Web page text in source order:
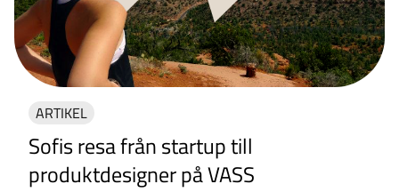
ARTIKEL
Sofis resa från startup till
produktdesigner på VASS